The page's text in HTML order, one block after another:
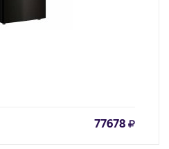
77678